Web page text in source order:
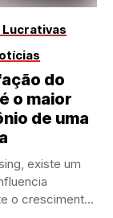
Lucrativas
do
o maior
de uma
existe um
o crescimento